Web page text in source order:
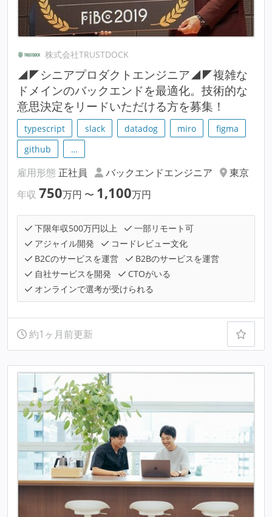
株式会社TRUSTDOCK
◢◤シニアプロダクトエンジニア◢◤複雑な
ドメインのバックエンドを最適化。技術的な
意思決定をリードいただける方を募集！
typescript slack datadog miro
figma
github
…
雇用形態 正社員 バックエンドエンジニア
東京
年収 750万円 〜 1,100万円
下限年収500万円以上
一部リモート可
アジャイル開発
コードレビュー文化
B2Cのサービスを運営
B2Bのサービスを運営
自社サービスを開発
CTOがいる
オンラインで選考が受けられる
約1ヶ月前更新